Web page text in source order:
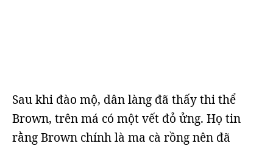
Sau khi đào mộ, dân làng đã thấy thi thể
Brown, trên má có một vết đỏ ửng. Họ tin
rằng Brown chính là ma cà rồng nên đã